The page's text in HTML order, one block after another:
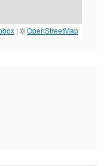
| ©OpenStreetMap